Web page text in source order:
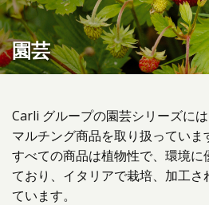
園芸
Carli グループの園芸シリーズに
マルチング商品を取り扱っていま
すべての商品は植物性で、環境
ており、イタリアで栽培、加工
ています。